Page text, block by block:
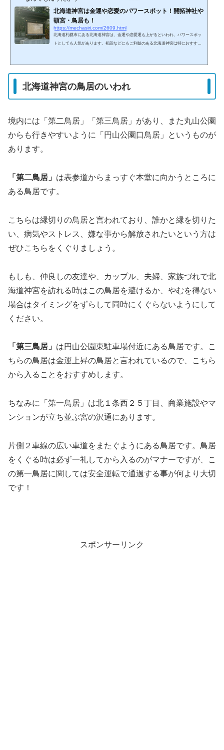
北海道神宮は金運や恋愛のパワースポット！開拓神社や
頓宮・鳥居も！
https://mechasiri.com/2609.html
北海道札幌市にある北海道神宮は、金運や恋愛運も上がるといわれ、パワースポッ
トとしても人気があります。初詣などにもご利益のある北海道神宮は特におすすめ
おなむちのかみ）・国土の経営・医薬・酒造の神様...
北海道神宮の鳥居のいわれ
境内には「第二鳥居」「第三鳥居」があり、また丸山公園
からも行きやすいように「円山公園口鳥居」というものが
あります。
「第二鳥居」 は表参道からまっすぐ本堂に向かうところに
ある鳥居です。
こちらは縁切りの鳥居と言われており、誰かと縁を切りた
い、病気やストレス、嫌な事から解放されたいという方は
ぜひこちらをくぐりましょう。
もしも、仲良しの友達や、カップル、夫婦、家族づれで北
海道神宮を訪れる時はこの鳥居を避けるか、やむを得ない
場合はタイミングをずらして同時にくぐらないようにして
ください。
「第三鳥居」 は円山公園東駐車場付近にある鳥居です。こ
ちらの鳥居は金運上昇の鳥居と言われているので、こちら
から入ることをおすすめします。
ちなみに「第一鳥居」は北１条西２５丁目、商業施設やマ
ンションが立ち並ぶ宮の沢通にあります。
片側２車線の広い車道をまたぐようにある鳥居です。鳥居
をくぐる時は必ず一礼してから入るのがマナーですが、こ
の第一鳥居に関しては安全運転で通過する事が何より大切
です！
スポンサーリンク